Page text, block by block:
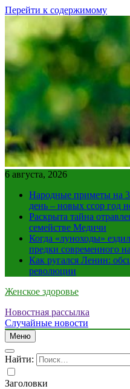
Перейти к содержимому
6 августа, 2026
Народные приметы на
день – новых ссор год
Раскрыта тайна
семействе Медичи
Когда «луноходы»
предки современного
Как ругался Ленин:
революции
Женское здоровье
Новостная рассылка
Случайные новости
Меню
Найти:
Заголовки